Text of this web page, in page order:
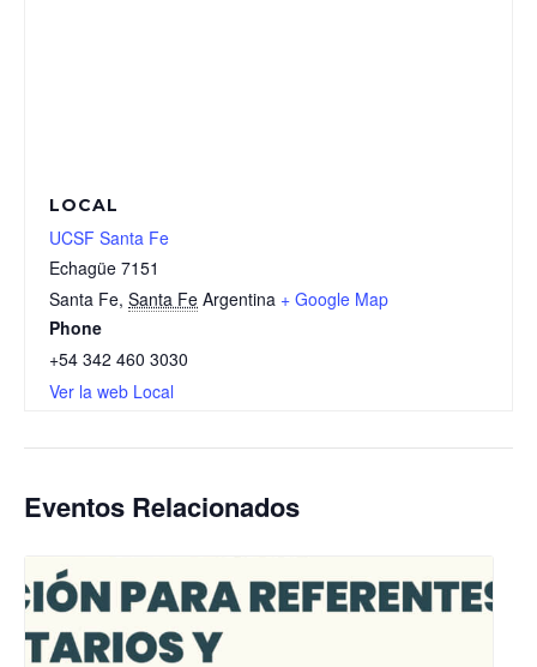
LOCAL
UCSF Santa Fe
Echagüe 7151
Santa Fe, Santa Fe Argentina + Google Map
Phone
+54 342 460 3030
Ver la web Local
Eventos Relacionados